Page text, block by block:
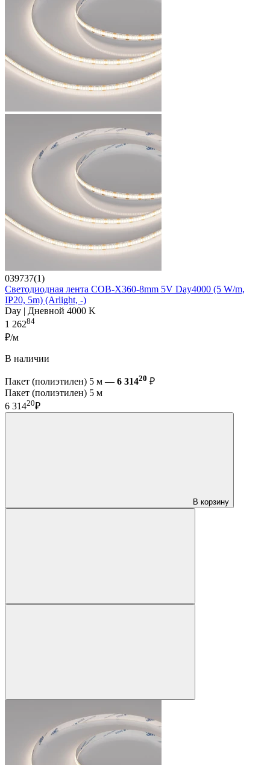
039737(1)
Светодиодная лента COB-X360-8mm 5V Day4000 (5 W/m,
IP20, 5m) (Arlight, -)
Day | Дневной 4000 K
1 26284
₽/м
В наличии
Пакет (полиэтилен) 5 м — 6 31420 ₽
Пакет (полиэтилен) 5 м
6 31420₽
В корзину